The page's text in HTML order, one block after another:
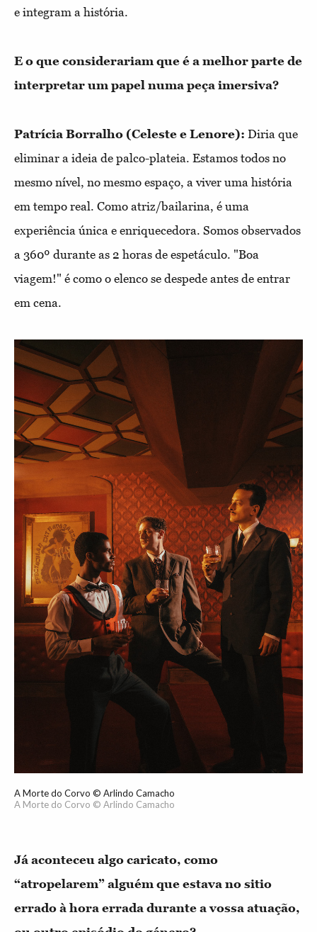
e integram a história.
E o que considerariam que é a melhor parte de
interpretar um papel numa peça imersiva?
Patrícia Borralho (Celeste e Lenore): Diria que
eliminar a ideia de palco-plateia. Estamos todos no
mesmo nível, no mesmo espaço, a viver uma história
em tempo real. Como atriz/bailarina, é uma
experiência única e enriquecedora. Somos observados
a 360º durante as 2 horas de espetáculo. "Boa
viagem!" é como o elenco se despede antes de entrar
em cena.
A Morte do Corvo © Arlindo Camacho
A Morte do Corvo © Arlindo Camacho
Já aconteceu algo caricato, como
“atropelarem” alguém que estava no sitio
errado à hora errada durante a vossa atuação,